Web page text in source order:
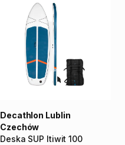
Deska SUP Itiwit 100
Decathlon Lublin
Czechów